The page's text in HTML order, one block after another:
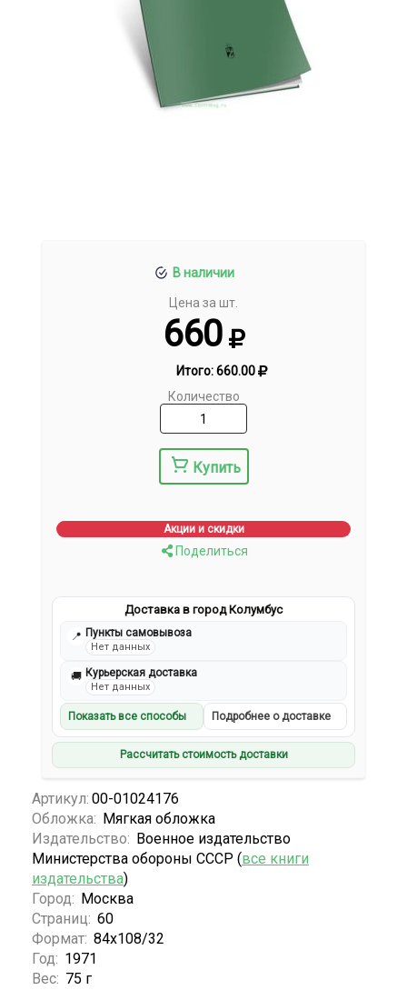
В наличии
Цена за шт.
660
Итого:660.00
Количество
Купить
Акции и скидки
Поделиться
Доставка в город Колумбус
📍 Пункты самовывоза
Нет данных
🚚 Курьерская доставка
Нет данных
Показать все способы Подробнее о доставке
Рассчитать стоимость доставки
Артикул: 00-01024176
Обложка: Мягкая обложка
Издательство: Военное издательство
Министерства обороны СССР (все книги
издательства)
Город: Москва
Страниц: 60
Формат: 84х108/32
Год: 1971
Вес: 75 г